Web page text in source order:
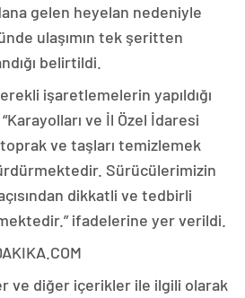
gelen heyelan nedeniyle
ulaşımın tek şeritten
belirtildi.
işaretlemelerin yapıldığı
ve İl Özel İdaresi
ve taşları temizlemek
Sürücülerimizin
dikkatli ve tedbirli
ifadelerine yer verildi.
ve diğer içerikler ile ilgili olarak